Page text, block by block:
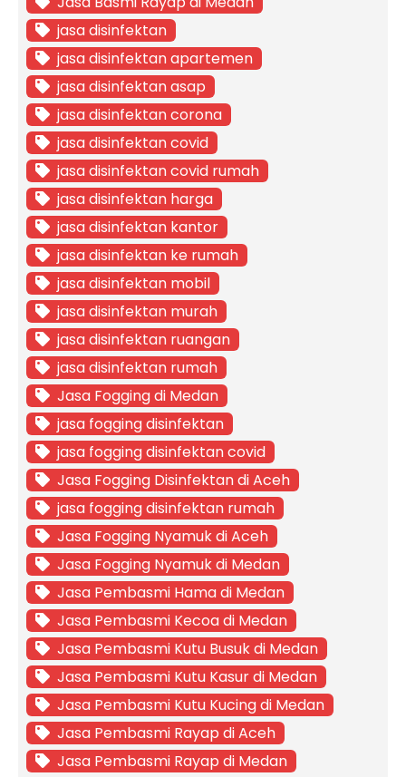
jasa disinfektan
jasa disinfektan apartemen
jasa disinfektan asap
jasa disinfektan corona
jasa disinfektan covid
jasa disinfektan covid rumah
jasa disinfektan harga
jasa disinfektan kantor
jasa disinfektan ke rumah
jasa disinfektan mobil
jasa disinfektan murah
jasa disinfektan ruangan
jasa disinfektan rumah
Jasa Fogging di Medan
jasa fogging disinfektan
jasa fogging disinfektan covid
Jasa Fogging Disinfektan di Aceh
jasa fogging disinfektan rumah
Jasa Fogging Nyamuk di Aceh
Jasa Fogging Nyamuk di Medan
Jasa Pembasmi Hama di Medan
Jasa Pembasmi Kecoa di Medan
Jasa Pembasmi Kutu Busuk di Medan
Jasa Pembasmi Kutu Kasur di Medan
Jasa Pembasmi Kutu Kucing di Medan
Jasa Pembasmi Rayap di Aceh
Jasa Pembasmi Rayap di Medan